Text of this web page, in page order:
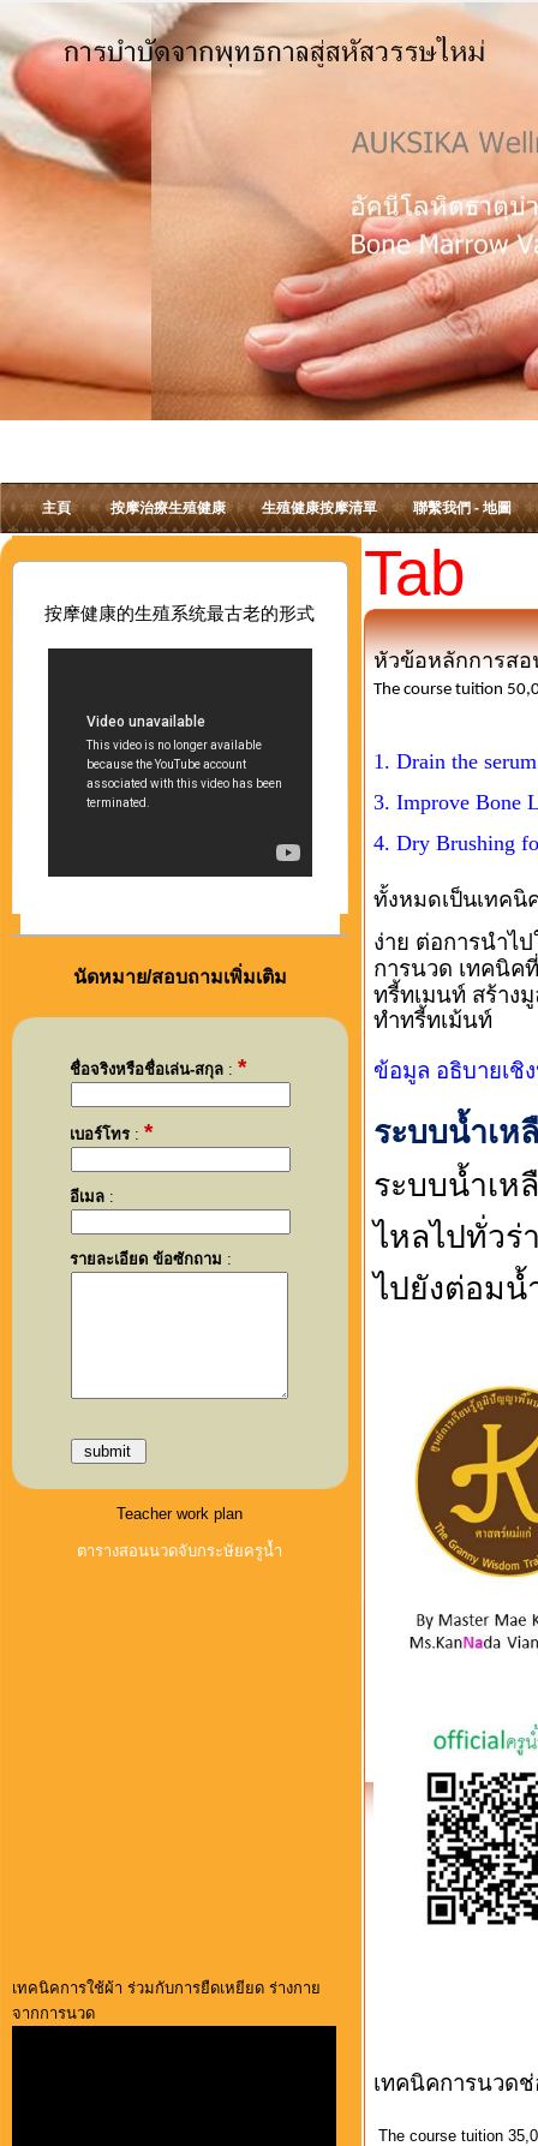
主頁 按摩治療生殖健康 生殖健康按摩清單 聯繫我們 - 地圖
按摩健康的生殖系统最古老的形式
นัดหมาย/สอบถามเพิ่มเติม
ชื่อจริงหรือชื่อเล่น-สกุล :*
เบอร์โทร :*
อีเมล :
รายละเอียด ข้อซักถาม :
Teacher work plan
ตารางสอนนวดจับกระษัยครูน้ำ
เทคนิคการใช้ผ้า ร่วมกับการยืดเหยียด ร่างกาย
จากการนวด
Tab
หัวข้อหลักการส
The course tuition
1. Drain the
3. Improve Bone
4. Dry Brushing
ทั้งหมดเป็นเทคนิ
ง่าย ต่อการนำไ
การนวด เทคนิ
ทรี้ทเมนท์ สร้าง
ทำทรี้ทเม้นท์
ข้อมูล อธิบายเชิ
ระบบน้ำเห
ระบบน้ำเห
ไหลไปทั่วร่
ไปยังต่อมน้
เทคนิคการนวด
The course tuition